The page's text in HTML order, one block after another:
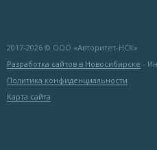
2017-2026 © ООО «Авторитет-НСК»
Разработка сайтов в Новосибирске -
Политика конфиденциальности
Карта сайта